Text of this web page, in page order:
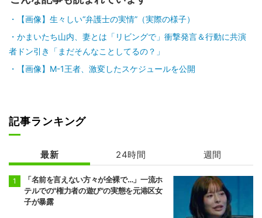
【画像】生々しい“弁護士の実情”（実際の様子）
かまいたち山内、妻とは「リビングで」衝撃発言＆行動に共演
者ドン引き「まだそんなことしてるの？」
【画像】M-1王者、激変したスケジュールを公開
記事ランキング
最新 24時間 週間
「名前を言えない方々が全裸で…」一流ホ
テルでの"権力者の遊び"の実態を元港区女
子が暴露